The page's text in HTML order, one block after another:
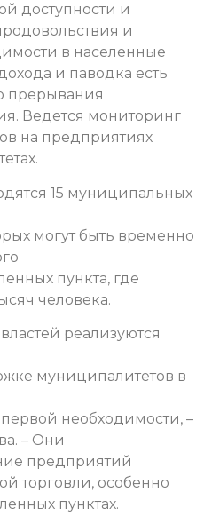
доступности и
и
в населенные
и паводка есть
прерывания
Ведется мониторинг
на предприятиях
15 муниципальных
могут быть временно
пункта, где
человека.
реализуются
муниципалитетов в
необходимости, –
– Они
предприятий
торговли, особенно
пунктах.